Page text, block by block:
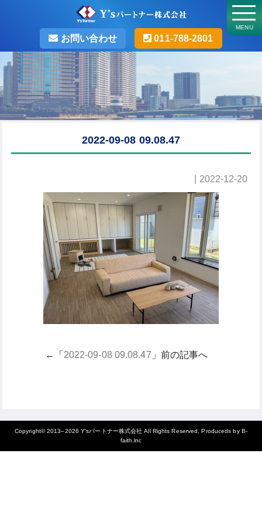
お問い合わせ 011-788-2801
MENU
2022-09-08 09.08.47
| 2022-12-20
←「 2022-09-08 09.08.47 」前の記事へ
Copyright© 2013–2026Y'sパートナー株式会社 All Rights Reserved. Produceds by B-
faith.lnc